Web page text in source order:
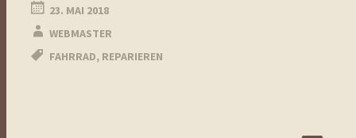
23. MAI 2018
WEBMASTER
FAHRRAD, REPARIEREN